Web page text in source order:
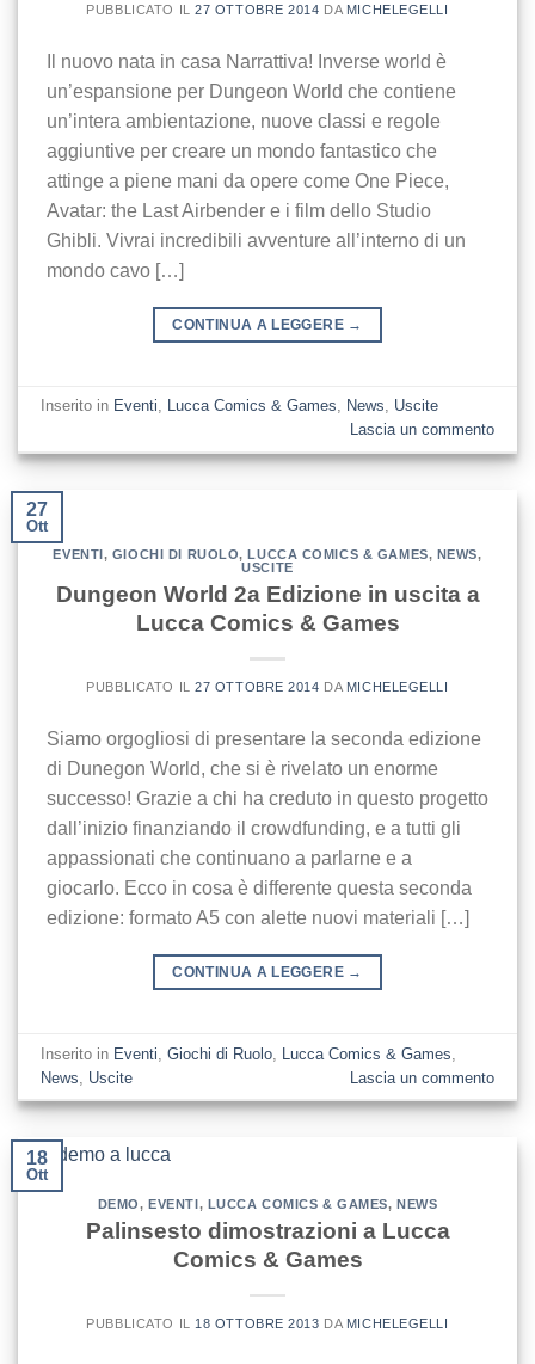
PUBBLICATO IL27 OTTOBRE 2014 DA MICHELEGELLI
Il nuovo nata in casa Narrattiva! Inverse world è
un’espansione per Dungeon World che contiene
un’intera ambientazione, nuove classi e regole
aggiuntive per creare un mondo fantastico che
attinge a piene mani da opere come One Piece,
Avatar: the Last Airbender e i film dello Studio
Ghibli. Vivrai incredibili avventure all’interno di un
mondo cavo […]
CONTINUA A LEGGERE →
Inserito in Eventi Lucca Comics & Games News
Uscite
Lascia un commento
27
Ott
EVENTI, GIOCHI DI RUOLO,LUCCA COMICS & GAMES, NEWS,
USCITE
Dungeon World 2a Edizione in uscita a
Lucca Comics & Games
PUBBLICATO IL27 OTTOBRE 2014 DA MICHELEGELLI
Siamo orgogliosi di presentare la seconda edizione
di Dunegon World, che si è rivelato un enorme
successo! Grazie a chi ha creduto in questo progetto
dall’inizio finanziando il crowdfunding, e a tutti gli
appassionati che continuano a parlarne e a
giocarlo. Ecco in cosa è differente questa seconda
edizione: formato A5 con alette nuovi materiali […]
CONTINUA A LEGGERE →
Inserito in Eventi ,Giochi di Ruolo Lucca Comics & Games
News
Uscite Lascia un commento
18
Ott
DEMO,EVENTI, LUCCA COMICS & GAMES, NEWS
Palinsesto dimostrazioni a Lucca
Comics & Games
PUBBLICATO IL 18 OTTOBRE 2013 DA MICHELEGELLI